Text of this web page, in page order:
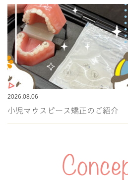
2026.08.06
小児マウスピース矯正のご紹介